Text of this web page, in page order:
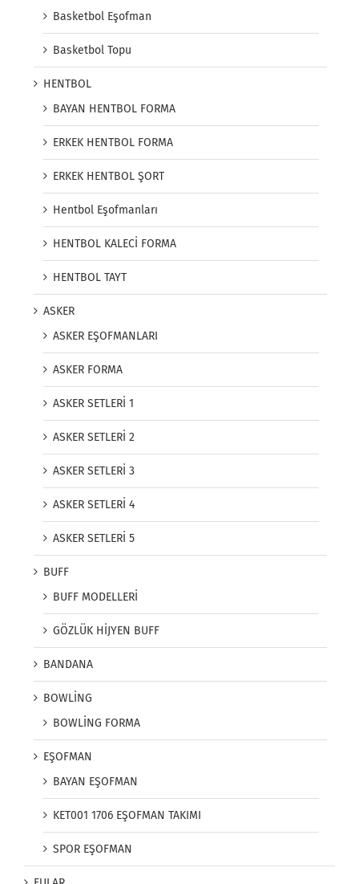
Basketbol Eşofman
Basketbol Topu
HENTBOL
BAYAN HENTBOL FORMA
ERKEK HENTBOL FORMA
ERKEK HENTBOL ŞORT
Hentbol Eşofmanları
HENTBOL KALECİ FORMA
HENTBOL TAYT
ASKER
ASKER EŞOFMANLARI
ASKER FORMA
ASKER SETLERİ 1
ASKER SETLERİ 2
ASKER SETLERİ 3
ASKER SETLERİ 4
ASKER SETLERİ 5
BUFF
BUFF MODELLERİ
GÖZLÜK HİJYEN BUFF
BANDANA
BOWLİNG
BOWLİNG FORMA
EŞOFMAN
BAYAN EŞOFMAN
KET001 1706 EŞOFMAN TAKIMI
SPOR EŞOFMAN